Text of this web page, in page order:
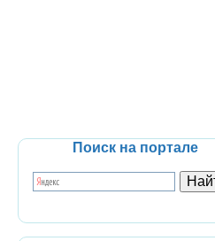
Поиск на портале